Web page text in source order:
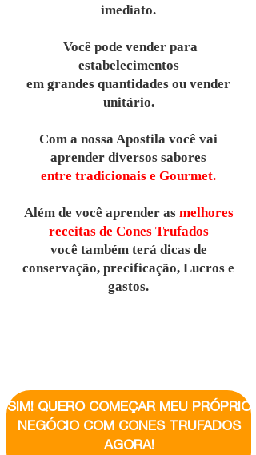
imediato.
Você pode vender para
estabelecimentos
em grandes quantidades ouvender
unitário.
Com a nossa Apostila você vai
aprenderdiversos sabores
entre tradicionais e Gourmet.
Além de você aprender as melhores
receitas de Cones Trufados
você também terá dicas de
conservação, precificação, Lucros e
gastos.
SIM! QUERO COMEÇAR MEU PRÓPRIO
NEGÓCIO COM CONES TRUFADOS
AGORA!